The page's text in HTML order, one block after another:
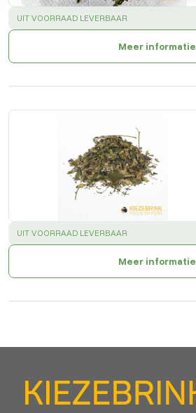
SUCCESS:
UIT VOORRAAD LEVERBAAR
Meer informatie
SUCCESS:
UIT VOORRAAD LEVERBAAR
Meer informatie